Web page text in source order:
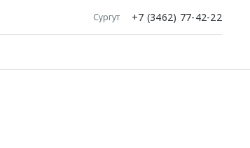
Сургут +7 (3462) 77-42-22